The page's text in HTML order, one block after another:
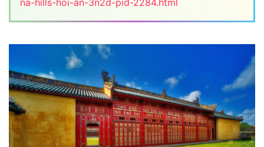
na-hills-hoi-an-3n2d-pid-2284.html